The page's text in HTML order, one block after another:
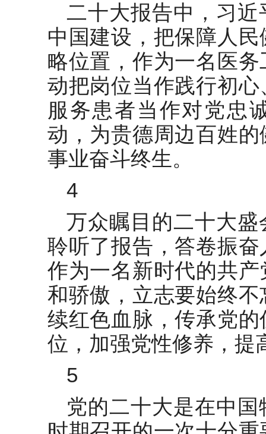
二十大报告中，习
中国建设，把保障人
略位置，作为一名医
动把岗位当作践行初
服务患者当作对党忠
动，为贵德周边百姓
事业奋斗终生。
4
万众瞩目的二十大
聆听了报告，答卷振
作为一名新时代的共
和骄傲，立志要始终
续红色血脉，传承党
位，加强党性修养，提
5
党的二十大是在中